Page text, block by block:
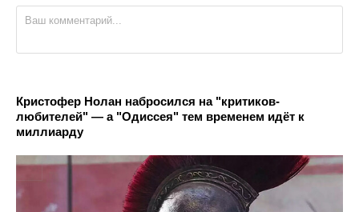
Кристофер Нолан набросился на "критиков-
любителей" — а "Одиссея" тем временем идёт к
миллиарду